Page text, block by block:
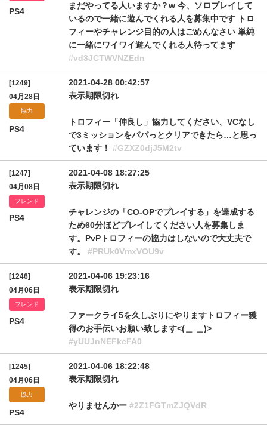
PS4
まだやってる人いますか？w 今、ソロプレイして
いるので一緒に遊んでくれる人を募集中です トロ
フィーやチャレンジ目的の人はごめんなさい 単純
に一緒にワイワイ遊んでくれる人待ってます
#vd3JCTWVNZEdn
[1249]
04月28日
協力
PS4
2021-04-28 00:42:57
表示期限切れ
トロフィー「仲良し」協力してください、VCなし
で3ミッションをパパっとクリアできたら…と思っ
ています！ #GZXZ0djJ5M2tv
[1247]
04月08日
フレンド
PS4
2021-04-08 18:27:25
表示期限切れ
チャレンジの「CO-OPでプレイする」を達成する
ため60分ほどプレイしてください人を募集しま
す。PvPトロフィーの協力はしないので大丈夫で
す。 #PRUk0VmxVOU9v
[1246]
04月06日
フレンド
PS4
2021-04-06 19:23:16
表示期限切れ
ファークライ5を久しぶりにやりますトロフィー獲
得のお手伝いお願い致します<(＿ ＿)>
#yUUJnNEFkcFA0
[1245]
04月06日
協力
PS4
2021-04-06 18:22:48
表示期限切れ
やりませんかー #2Z1FGTmZJQVdR